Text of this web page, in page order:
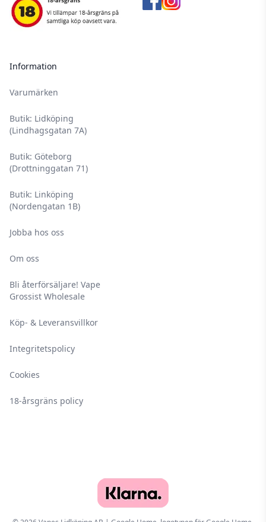
Information
Varumärken
Butik: Lidköping
(Lindhagsgatan 7A)
Butik: Göteborg
(Drottninggatan 71)
Butik: Linköping
(Nordengatan 1B)
Jobba hos oss
Om oss
Bli återförsäljare! Vape
Grossist Wholesale
Köp- & Leveransvillkor
Integritetspolicy
Cookies
18-årsgräns policy